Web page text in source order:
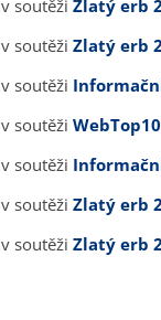
v soutěži Zlatý erb
v soutěži Zlatý erb
v soutěži
v soutěži
v soutěži
v soutěži Zlatý erb
v soutěži Zlatý erb